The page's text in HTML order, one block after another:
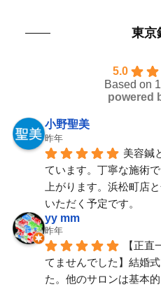
東京
5.0
Based on
powered
小野聖美
昨年
美容鍼
ています。丁寧な施術
上がります。浜松町店
いただく予定です。
yy mm
昨年
【正
てませんでした】結婚
た。他のサロンは基本